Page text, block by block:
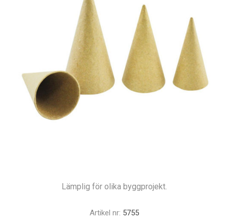
Lämplig för olika byggprojekt.
Artikel nr: 5755